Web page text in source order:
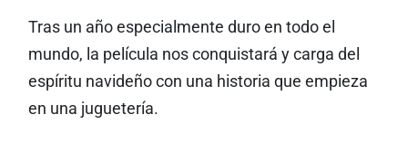
Tras un año especialmente duro en todo el
mundo, la película nos conquistará y carga del
espíritu navideño con una historia que empieza
en una juguetería.